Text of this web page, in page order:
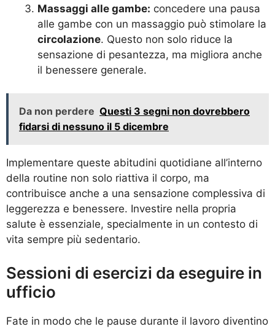
Massaggi alle gambe: concedere una pausa
alle gambe con un massaggio può stimolare la
circolazione. Questo non solo riduce la
sensazione di pesantezza, ma migliora anche
il benessere generale.
Da non perdere Questi 3 segni non dovrebbero
fidarsi di nessuno il 5 dicembre
Implementare queste abitudini quotidiane all’interno
della routine non solo riattiva il corpo, ma
contribuisce anche a una sensazione complessiva di
leggerezza e benessere. Investire nella propria
salute è essenziale, specialmente in un contesto di
vita sempre più sedentario.
Sessioni di esercizi da eseguire in
ufficio
Fate in modo che le pause durante il lavoro diventino